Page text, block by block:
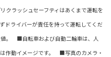
ラッシュセーフティはあくまで運転を
ドライバーが責任を持って運転してくだ
。 ■自転車および自動二輪車は、人
作動イメージです。 ■写真のカメラ・